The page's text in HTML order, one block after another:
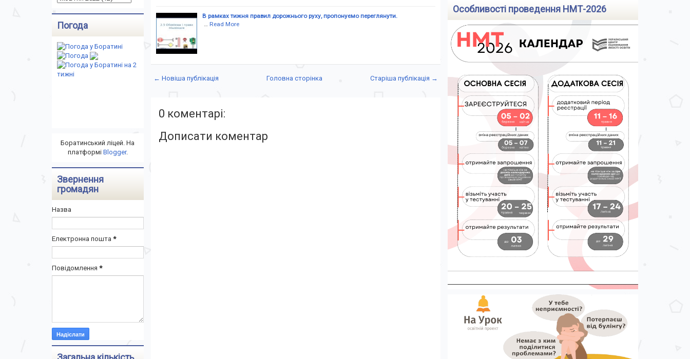
В рамках тижня правил дорожнього руху, пропонуємо переглянути.
Read More
← Новіша публікація Старіша публікація →
Головна сторінка
0 коментарі:
Дописати коментар
Погода
Боратинський ліцей. На
платформі Blogger.
Звернення
громадян
Назва
Електронна пошта *
Повідомлення *
Особливості проведення НМТ-2026